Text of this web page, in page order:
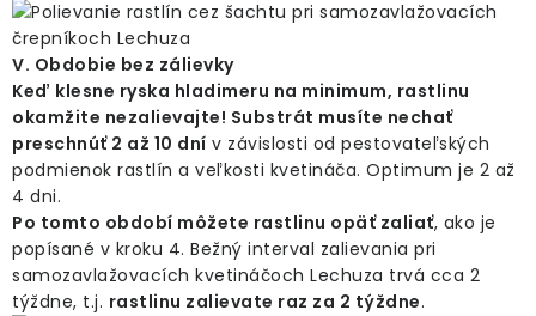
V. Obdobie bez zálievky
Keď klesne ryska hladimeru na minimum, rastlinu
okamžite nezalievajte! Substrát musíte nechať
preschnúť 2 až 10 dní v závislosti od pestovateľských
podmienok rastlín a veľkosti kvetináča. Optimum je 2 až
4 dni.
Po tomto období môžete rastlinu opäť zaliať, ako je
popísané v kroku 4. Bežný interval zalievania pri
samozavlažovacích kvetináčoch Lechuza trvá cca 2
týždne, t.j. rastlinu zalievate raz za 2 týždne.